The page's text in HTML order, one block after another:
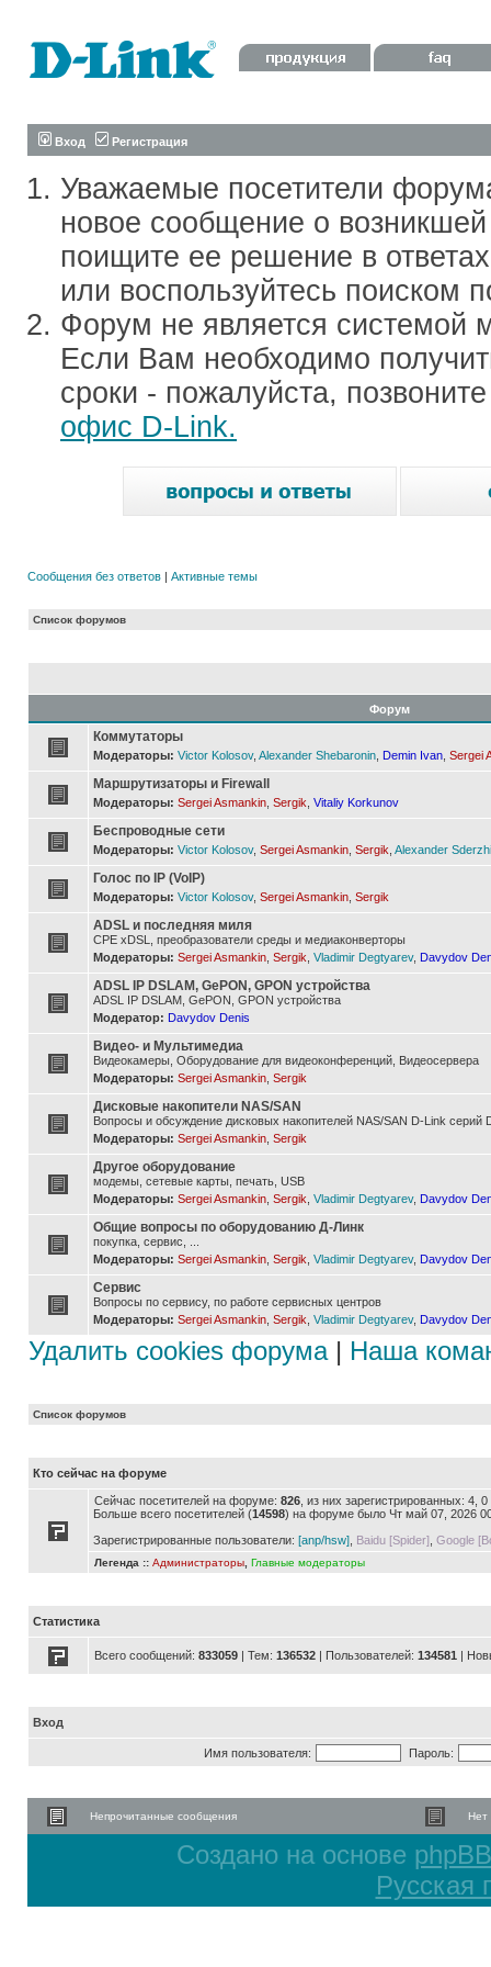
Вход Регистрация
Уважаемые посетители
новое сообщение о
поищите ее решение в
или воспользуйтесь поиском
Форум не является системой
Если Вам необходимо
сроки - пожалуйста,
офис D-Link.
Сообщения без ответов | Активные темы
Список форумов
Форум
Коммутаторы
Модераторы: Victor Kolosov, Alexander Shebaronin Demin Ivan Sergei
Маршрутизаторы и Firewall
Модераторы: Sergei Asmankin Sergik Vitaliy Korkunov
Беспроводные сети
Модераторы: Victor Kolosov, Sergei Asmankin Sergik Alexander
Голос по IP (VoIP)
Модераторы: Victor Kolosov, Sergei Asmankin Sergik
ADSL и последняя миля
CPE xDSL, преобразователи среды и медиаконверторы
Модераторы: Sergei Asmankin Sergik Vladimir Degtyarev, Davydov
ADSL IP DSLAM, GePON, GPON устройства
ADSL IP DSLAM, GePON, GPON устройства
Модератор: Davydov Denis
Видео- и Мультимедиа
Видеокамеры, Оборудование для видеоконференций, Видеосервера
Модераторы: Sergei Asmankin Sergik
Дисковые накопители NAS/SAN
Вопросы и обсуждение дисковых накопителей NAS/SAN D-Link серий
Модераторы: Sergei Asmankin Sergik
Другое оборудование
модемы, сетевые карты, печать, USB
Модераторы: Sergei Asmankin Sergik Vladimir Degtyarev, Davydov
Общие вопросы по оборудованию Д-Линк
покупка, сервис, ...
Модераторы: Sergei Asmankin Sergik Vladimir Degtyarev, Davydov
Сервис
Вопросы по сервису, по работе сервисных центров
Модераторы: Sergei Asmankin Sergik Vladimir Degtyarev, Davydov
Удалить cookies форума| Наша
Список форумов
Кто сейчас на форуме
Сейчас посетителей на форуме: 826 , из них зарегистрированных: 4,
Больше всего посетителей (14598) на форуме было Чт май 07, 2026
Зарегистрированные пользователи: [anp/hsw] Baidu [Spider] Google
Легенда :: Администраторы Главные модераторы
Статистика
Всего сообщений: 833059 | Тем: 136532 | Пользователей: 134581 |
Вход
Имя пользователя: Пароль:
Непрочитанные сообщения Нет
Создано на основе phpBB
Русская